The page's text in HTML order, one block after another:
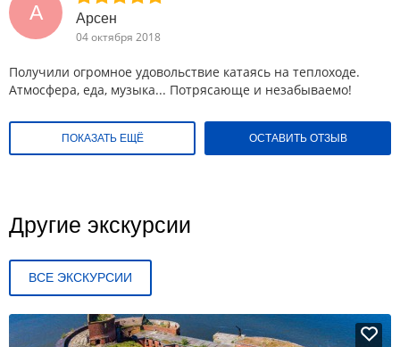
А
Арсен
04 октября 2018
Получили огромное удовольствие катаясь на теплоходе.
Атмосфера, еда, музыка... Потрясающе и незабываемо!
ПОКАЗАТЬ ЕЩЁ ОСТАВИТЬ ОТЗЫВ
Другие экскурсии
ВСЕ ЭКСКУРСИИ